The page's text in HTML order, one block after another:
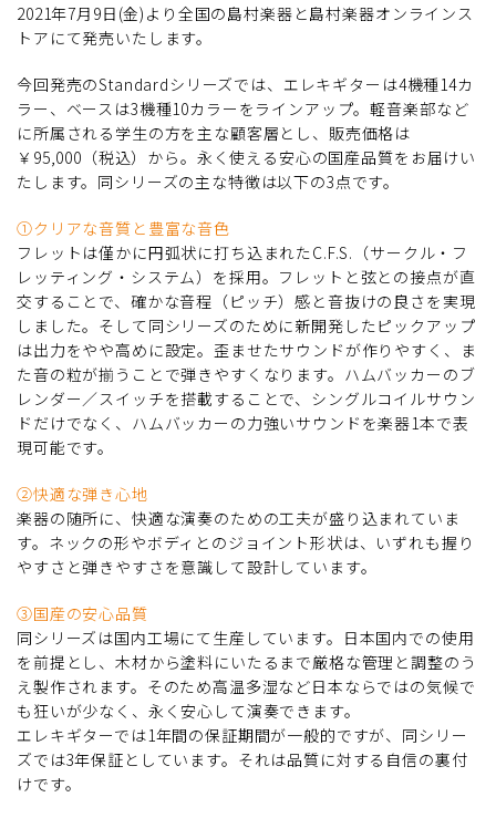
2021年7月9日(金)より全国の島村楽器と島村楽器オンラインス
トアにて発売いたします。
今回発売のStandardシリーズでは、エレキギターは4機種14カ
ラー、ベースは3機種10カラーをラインアップ。軽音楽部など
に所属される学生の方を主な顧客層とし、販売価格は
￥95,000（税込）から。永く使える安心の国産品質をお届けい
たします。同シリーズの主な特徴は以下の3点です。
①クリアな音質と豊富な音色
フレットは僅かに円弧状に打ち込まれたC.F.S.（サークル・フ
レッティング・システム）を採用。フレットと弦との接点が直
交することで、確かな音程（ピッチ）感と音抜けの良さを実現
しました。そして同シリーズのために新開発したピックアップ
は出力をやや高めに設定。歪ませたサウンドが作りやすく、ま
た音の粒が揃うことで弾きやすくなります。ハムバッカーのブ
レンダー／スイッチを搭載することで、シングルコイルサウン
ドだけでなく、ハムバッカーの力強いサウンドを楽器1本で表
現可能です。
②快適な弾き心地
楽器の随所に、快適な演奏のための工夫が盛り込まれていま
す。ネックの形やボディとのジョイント形状は、いずれも握り
やすさと弾きやすさを意識して設計しています。
③国産の安心品質
同シリーズは国内工場にて生産しています。日本国内での使用
を前提とし、木材から塗料にいたるまで厳格な管理と調整のう
え製作されます。そのため高温多湿など日本ならではの気候で
も狂いが少なく、永く安心して演奏できます。
エレキギターでは1年間の保証期間が一般的ですが、同シリー
ズでは3年保証としています。それは品質に対する自信の裏付
けです。